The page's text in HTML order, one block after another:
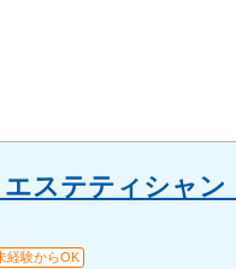
ステティシャン
経験からOK